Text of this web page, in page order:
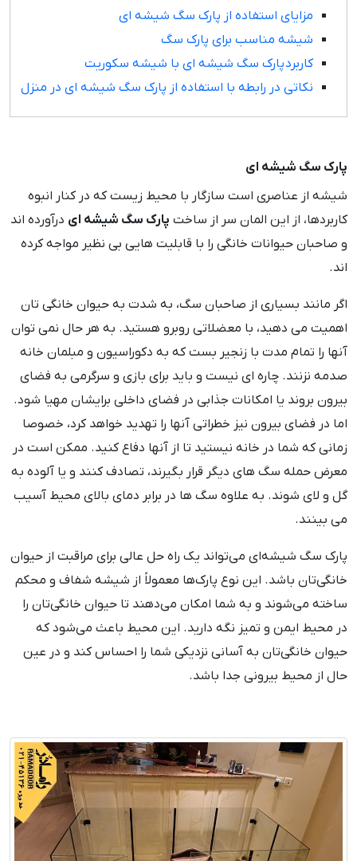
مزایای استفاده از پارک سگ شیشه ای
شیشه مناسب برای پارک سگ
کاربرد پارک سگ شیشه ای با شیشه سکوریت
نکاتی در رابطه با استفاده از پارک سگ شیشه ای در منزل
پارک سگ شیشه ای
شیشه از عناصری است سازگار با محیط زیست که در کنار انبوه
کاربردها، از این المان سر از ساخت پارک سگ شیشه ای درآورده اند
و صاحبان حیوانات خانگی را با قابلیت هایی بی نظیر مواجه کرده
اند.
اگر مانند بسیاری از صاحبان سگ، به شدت به حیوان خانگی تان
اهمیت می دهید، با معضلاتی روبرو هستید. به هر حال نمی توان
آنها را تمام مدت با زنجیر بست که به دکوراسیون و مبلمان خانه
صدمه نزنند. چاره ای نیست و باید برای بازی و سرگرمی به فضای
بیرون بروند یا امکانات جذابی در فضای داخلی برایشان مهیا شود.
اما در فضای بیرون نیز خطراتی آنها را تهدید خواهد کرد، خصوصا
زمانی که شما در خانه نیستید تا از آنها دفاع کنید. ممکن است در
معرض حمله سگ های دیگر قرار بگیرند، تصادف کنند و یا آلوده به
گل و لای شوند. به علاوه سگ ها در برابر دمای بالای محیط آسیب
می بینند.
پارک سگ شیشه‌ای می‌تواند یک راه حل عالی برای مراقبت از حیوان
خانگی‌تان باشد. این نوع پارک‌ها معمولاً از شیشه شفاف و محکم
ساخته می‌شوند و به شما امکان می‌دهند تا حیوان خانگی‌تان را
در محیط ایمن و تمیز نگه دارید. این محیط باعث می‌شود که
حیوان خانگی‌تان به آسانی نزدیکی شما را احساس کند و در عین
حال از محیط بیرونی جدا باشد.